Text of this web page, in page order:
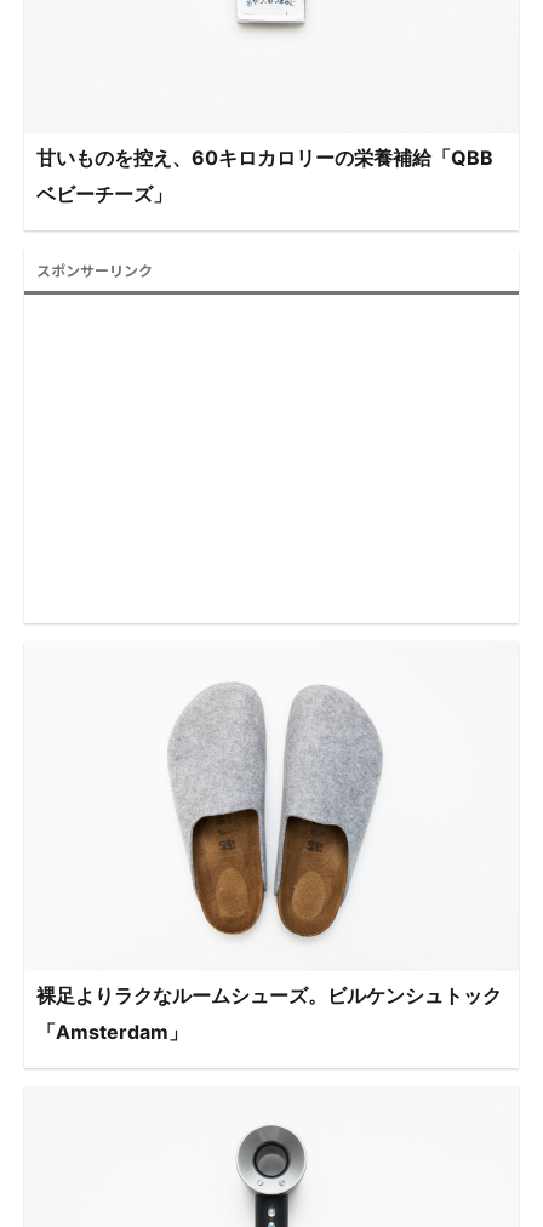
甘いものを控え、60キロカロリーの栄養補給「QBB
ベビーチーズ」
スポンサーリンク
裸足よりラクなルームシューズ。ビルケンシュトック
「Amsterdam」